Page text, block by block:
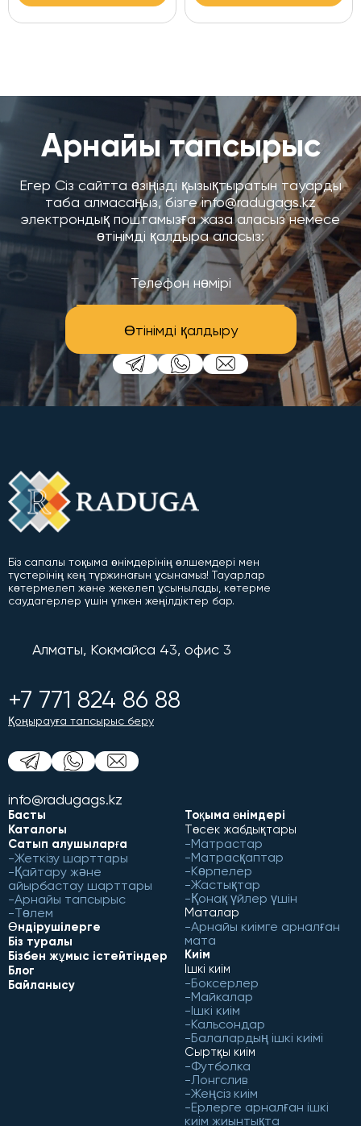
Арнайы тапсырыс
Егер Сіз сайтта өзіңізді қызықтыратын тауарды
таба алмасаңыз, бізге info@radugags.kz
электрондық поштамызға жаза аласыз немесе
өтінімді қалдыра аласыз:
Өтінімді қалдыру
Біз сапалы тоқыма өнімдерінің өлшемдері мен
түстерінің кең түржинағын ұсынамыз! Тауарлар
көтермелеп және жекелеп ұсынылады, көтерме
саудагерлер үшін үлкен жеңілдіктер бар.
Алматы, Кокмайса 43, офис 3
+7 771 824 86 88
Қоңырауға тапсырыс беру
info@radugags.kz
Басты
Каталогы
Сатып алушыларға
Жеткізу шарттары
Қайтару және
айырбастау шарттары
Арнайы тапсырыс
Төлем
Өндірушілерге
Біз туралы
Бізбен жұмыс істейтіндер
Блог
Байланысу
Тоқыма өнімдері
Төсек жабдықтары
Матрастар
Матрасқаптар
Көрпелер
Жастықтар
Қонақ үйлер үшін
Маталар
Арнайы киімге арналған
мата
Киім
Ішкі киім
Боксерлер
Майкалар
Ішкі киім
Кальсондар
Балалардың ішкі киімі
Сыртқы киім
Футболка
Лонгслив
Жеңсіз киім
Ерлерге арналған ішкі
киім жиынтықта